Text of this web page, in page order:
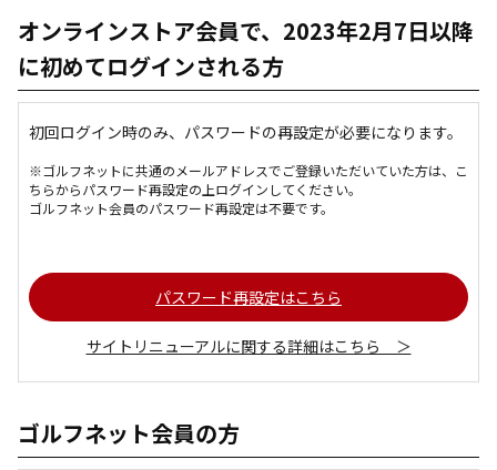
オンラインストア会員で、2023年2月7日以降
に初めてログインされる方
初回ログイン時のみ、パスワードの再設定が必要になります。
※ゴルフネットに共通のメールアドレスでご登録いただいていた方は、こ
ちらからパスワード再設定の上ログインしてください。
ゴルフネット会員のパスワード再設定は不要です。
パスワード再設定はこちら
サイトリニューアルに関する詳細はこちら ＞
ゴルフネット会員の方